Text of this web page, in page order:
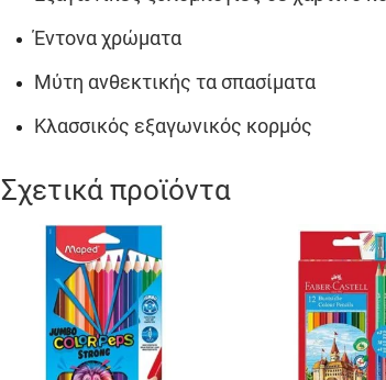
Έντονα χρώματα
Μύτη ανθεκτικής τα σπασίματα
Κλασσικός εξαγωνικός κορμός
Σχετικά προϊόντα